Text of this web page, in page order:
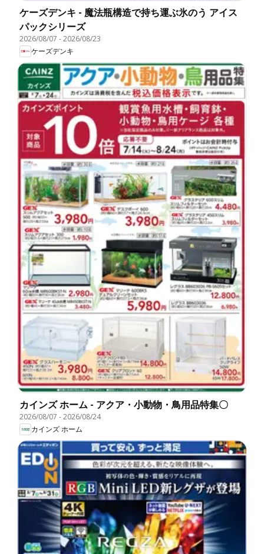
ケーズデンキ - 魔法瓶構造で持ち運ぶ氷のう アイス
パックシリーズ
2026/08/07 -2026/08/23
ケーズデンキ
カインズ ホーム - アクア・小動物・鳥用品特集〇
2026/08/07 -2026/08/24
カインズ ホーム